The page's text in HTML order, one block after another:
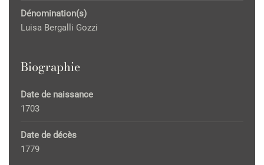
Dénomination(s)
Luisa Bergalli Gozzi
Biographie
Date de naissance
1703
Date de décès
1779